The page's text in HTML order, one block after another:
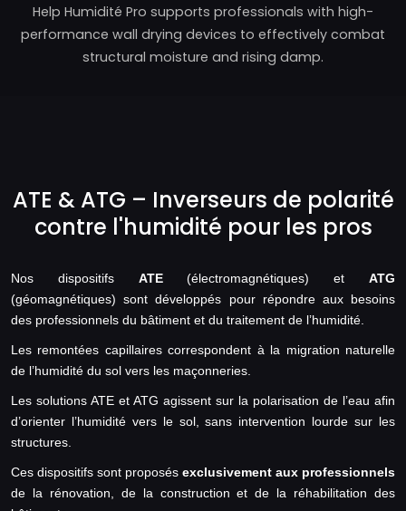
Help Humidité Pro supports professionals with high-
performance wall drying devices to effectively combat
structural moisture and rising damp.
ATE & ATG – Inverseurs de polarité
contre l'humidité pour les pros
Nos dispositifs ATE(électromagnétiques) etATG
(géomagnétiques) sont développés pour répondre aux besoins
des professionnels du bâtiment et du traitement de l’humidité.
Les remontées capillaires correspondent à la migration naturelle
de l’humidité du sol vers les maçonneries.
Les solutions ATE et ATG agissent sur la polarisation de l’eau afin
d’orienter l’humidité vers le sol, sans intervention lourde sur les
structures.
Ces dispositifs sont proposés exclusivement aux professionnels
de la rénovation, de la construction et de la réhabilitation des